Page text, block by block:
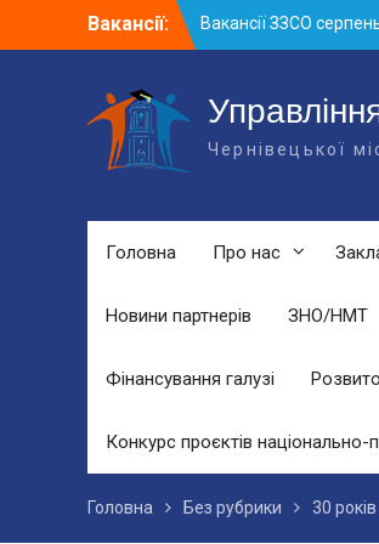
Вакансії:
Вакансії ЗЗСО
Вакансії ЗЗСО
підрозділах ЗЗСО
р.
Чернівецької
Головна Про нас
Новини партнерів ЗНО/НМТ
Фінансування галузі
Конкурс проєктів національно-
Головна Без рубрики 30